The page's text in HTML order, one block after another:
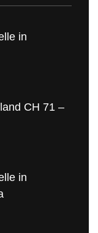
in
CH 71 –
in